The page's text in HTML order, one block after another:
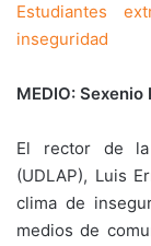
Estudiantes
inseguridad
MEDIO: Sexenio
El rector de la
(UDLAP), Luis
clima de
medios de